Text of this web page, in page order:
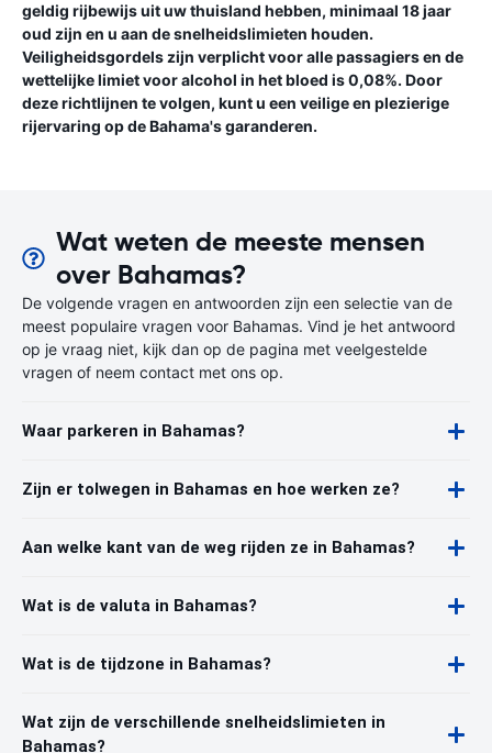
geldig rijbewijs uit uw thuisland hebben, minimaal 18 jaar
oud zijn en u aan de snelheidslimieten houden.
Veiligheidsgordels zijn verplicht voor alle passagiers en de
wettelijke limiet voor alcohol in het bloed is 0,08%. Door
deze richtlijnen te volgen, kunt u een veilige en plezierige
rijervaring op de Bahama's garanderen.
Wat weten de meeste mensen
over Bahamas?
De volgende vragen en antwoorden zijn een selectie van de
meest populaire vragen voor Bahamas. Vind je het antwoord
op je vraag niet, kijk dan op de pagina met veelgestelde
vragen of neem contact met ons op.
Waar parkeren in Bahamas?
Zijn er tolwegen in Bahamas en hoe werken ze?
Aan welke kant van de weg rijden ze in Bahamas?
Wat is de valuta in Bahamas?
Wat is de tijdzone in Bahamas?
Wat zijn de verschillende snelheidslimieten in
Bahamas?